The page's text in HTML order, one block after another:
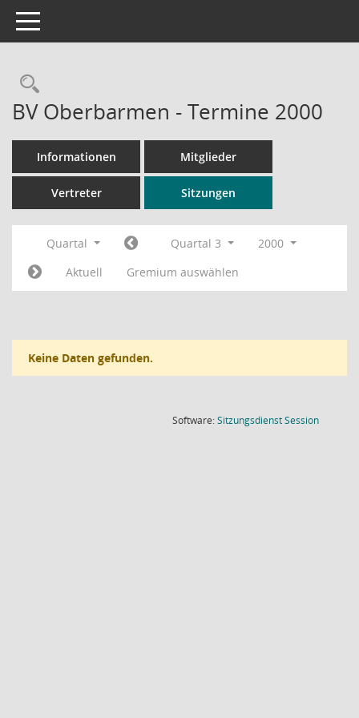
Toggle navigation
Rechercheauswahl
BV Oberbarmen - Termine 2000
Informationen Mitglieder
Vertreter Sitzungen
Quartal Quartal 3
2000
Aktuell
Gremium auswählen
Keine Daten gefunden.
Software:SitzungsdienstSession(Wird in